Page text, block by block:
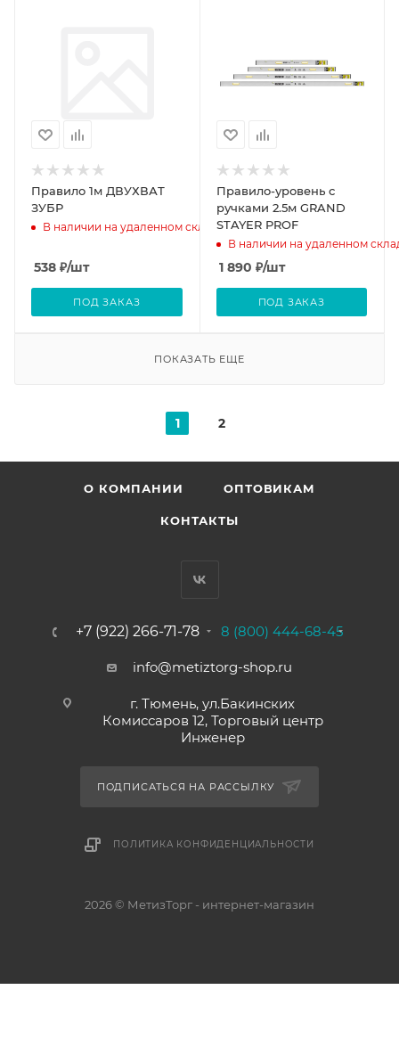
Правило 1м ДВУХВАТ
ЗУБР
В наличии на удаленном складе
538 ₽/шт
ПОД ЗАКАЗ
Правило-уровень с
ручками 2.5м GRAND
STAYER PROF
В наличии на удаленном
1 890 ₽/шт
ПОД ЗАКАЗ
ПОКАЗАТЬ ЕЩЕ
1 2
О КОМПАНИИ ОПТОВИКАМ
КОНТАКТЫ
+7 (922) 266-71-78 8 (800) 444-68-45
info@metiztorg-shop.ru
г. Тюмень, ул.Бакинских
Комиссаров 12, Торговый центр
Инженер
ПОДПИСАТЬСЯ НА РАССЫЛКУ
ПОЛИТИКА КОНФИДЕНЦИАЛЬНОСТИ
2026 © МетизТорг - интернет-магазин